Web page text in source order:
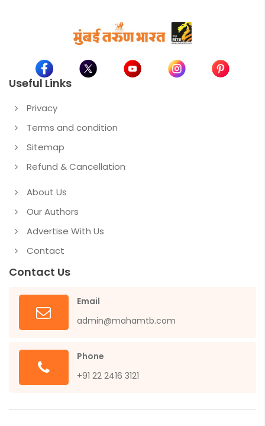
Useful Links
Privacy
Terms and condition
Sitemap
Refund & Cancellation
About Us
Our Authors
Advertise With Us
Contact
Contact Us
Email
admin@mahamtb.com
Phone
+91 22 2416 3121